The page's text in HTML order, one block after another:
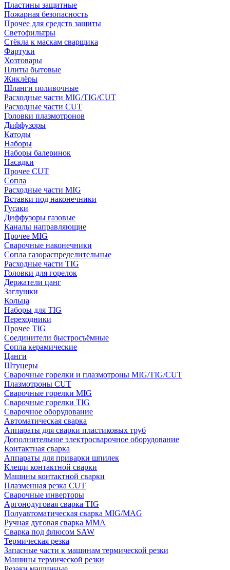
Пластины защитные
Пожарная безопасность
Прочее для средств защиты
Светофильтры
Стёкла к маскам сварщика
Фартуки
Хозтовары
Плиты бытовые
Жиклёры
Шланги поливочные
Расходные части MIG/TIG/CUT
Расходные части CUT
Головки плазмотронов
Диффузоры
Катоды
Наборы
Наборы балеринок
Насадки
Прочее CUT
Сопла
Расходные части MIG
Вставки под наконечники
Гусаки
Диффузоры газовые
Каналы направляющие
Прочее MIG
Сварочные наконечники
Сопла газораспределительные
Расходные части TIG
Головки для горелок
Держатели цанг
Заглушки
Кольца
Наборы для TIG
Переходники
Прочее TIG
Соединители быстросъёмные
Сопла керамические
Цанги
Штуцеры
Сварочные горелки и плазмотроны MIG/TIG/CUT
Плазмотроны CUT
Сварочные горелки MIG
Сварочные горелки TIG
Сварочное оборудование
Автоматическая сварка
Аппараты для сварки пластиковых труб
Дополнительное электросварочное оборудование
Контактная сварка
Аппараты для приварки шпилек
Клещи контактной сварки
Машины контактной сварки
Плазменная резка CUT
Сварочные инверторы
Аргонодуговая сварка TIG
Полуавтоматическая сварка MIG/MAG
Ручная дуговая сварка MMA
Сварка под флюсом SAW
Термическая резка
Запасные части к машинам термической резки
Машины термической резки